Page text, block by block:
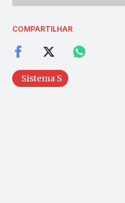
COMPARTILHAR
Sistema S